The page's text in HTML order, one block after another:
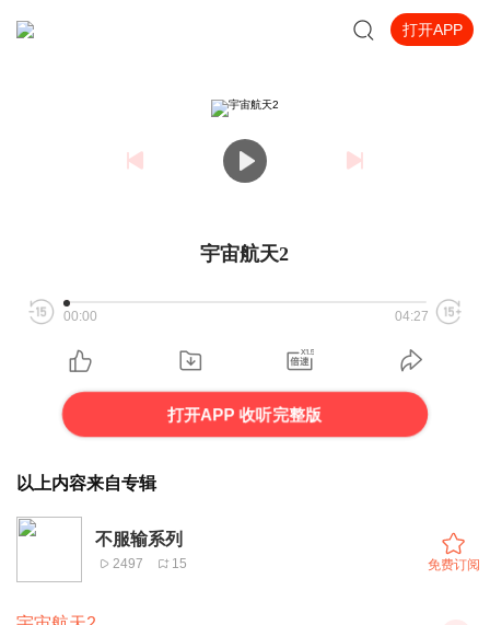
打开APP
宇宙航天2
00:00 04:27
打开APP 收听完整版
以上内容来自专辑
不服输系列
2497 15 免费订阅